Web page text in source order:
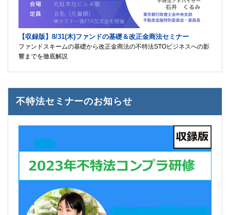
【収録版】8/31(木)ファンドの基礎＆改正金商法セミナー
ファンドスキームの基礎から改正金商法の不特法STOビジネスへの影
響までを徹底解説
不特法セミナーのお知らせ